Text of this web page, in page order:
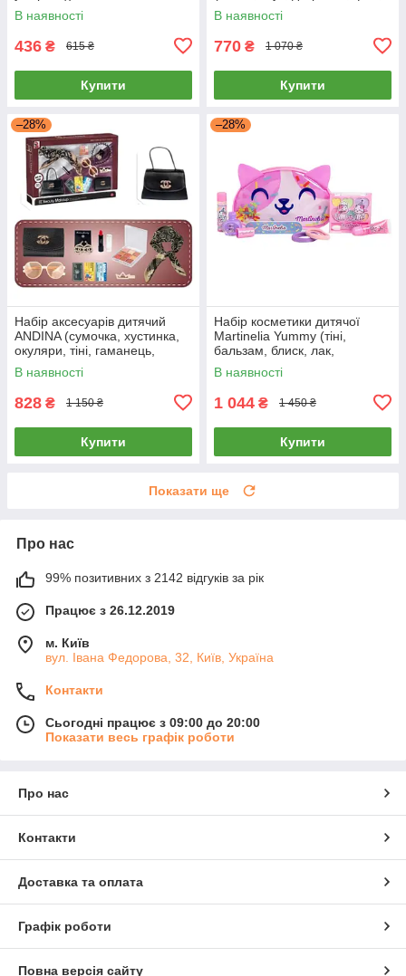
В наявності
436 ₴ 615 ₴
Купити
аксесуари) 0807-36
В наявності
770 ₴ 1 070 ₴
Купити
–28%
Набір аксесуарів дитячий
ANDINA (сумочка, хустинка,
окуляри, тіні, гаманець,
обруч, помада, сережки,
заколка) G560279-S2
В наявності
828 ₴ 1 150 ₴
Купити
–28%
Набір косметики дитячої
Martinelia Yummy (тіні,
бальзам, блиск, лак,
аксесуари) 12050
В наявності
1 044 ₴ 1 450 ₴
Купити
Показати ще
Про нас
99% позитивних з 2142 відгуків за рік
Працює з 26.12.2019
м. Київ
вул. Івана Федорова, 32, Київ, Україна
Контакти
Сьогодні працює з 09:00 до 20:00
Показати весь графік роботи
Про нас
Контакти
Доставка та оплата
Графік роботи
Повна версія сайту